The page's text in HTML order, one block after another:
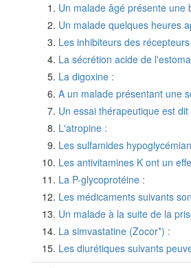
Un malade âgé présente une
Un malade quelques heures
Les inhibiteurs des
La sécrétion acide de
La digoxine :
A un malade présentant une
Un essai thérapeutique est
L'atropine :
Les sulfamides
Les antivitamines K ont un
La P-glycoprotéine :
Les médicaments suivants
Un malade à la suite de la
La simvastatine (Zocor*) :
Les diurétiques suivants